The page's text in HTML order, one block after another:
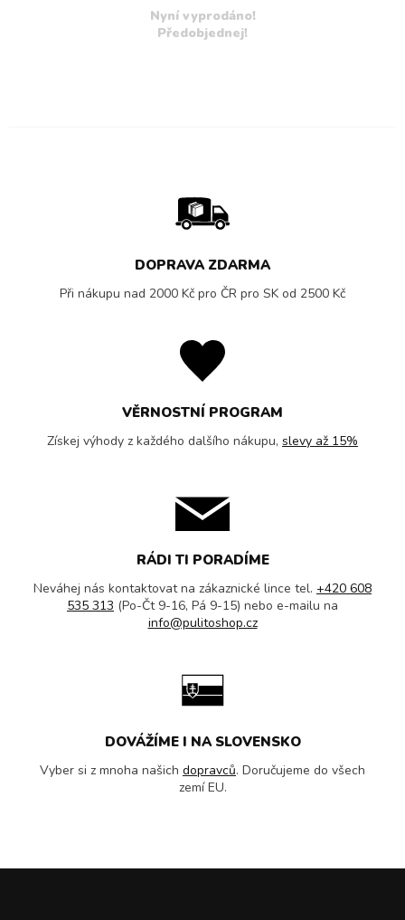
Nyní vyprodáno!
Předobjednej!
DOPRAVA ZDARMA
Při nákupu nad 2000 Kč pro ČR pro SK od 2500 Kč
VĚRNOSTNÍ PROGRAM
Získej výhody z každého dalšího nákupu, slevy až 15%
RÁDI TI PORADÍME
Neváhej nás kontaktovat na zákaznické lince tel. +420 608
535 313 (Po-Čt 9-16, Pá 9-15) nebo e-mailu na
info@pulitoshop.cz
DOVÁŽÍME I NA SLOVENSKO
Vyber si z mnoha našich dopravců. Doručujeme do všech
zemí EU.